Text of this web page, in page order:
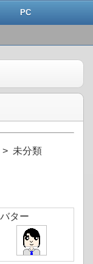
PC
> 未分類
ター